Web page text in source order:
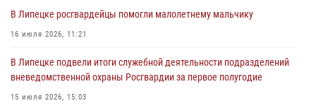
28 июля 2026, 14:46 3
В Липецке росгвардейцы помогли малолетнему мальчику
16 июля 2026, 11:21
В Липецке подвели итоги служебной деятельности подразделений
вневедомственной охраны Росгвардии за первое полугодие
15 июля 2026, 15:03